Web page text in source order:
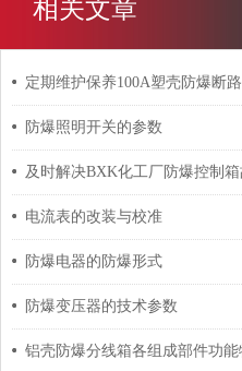
相关文章
防爆照明开关的参数
电流表的改装与校准
防爆电器的防爆形式
防爆变压器的技术参数